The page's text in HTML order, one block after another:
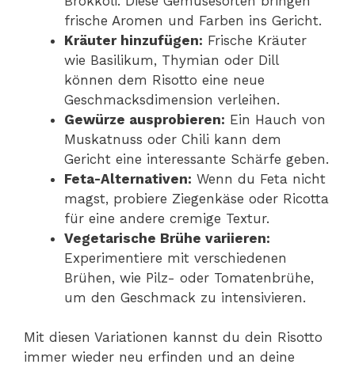
frische Aromen und Farben ins Gericht.
Kräuter hinzufügen: Frische Kräuter
wie Basilikum, Thymian oder Dill
können dem Risotto eine neue
Geschmacksdimension verleihen.
Gewürze ausprobieren: Ein Hauch von
Muskatnuss oder Chili kann dem
Gericht eine interessante Schärfe geben.
Feta-Alternativen: Wenn du Feta nicht
magst, probiere Ziegenkäse oder Ricotta
für eine andere cremige Textur.
Vegetarische Brühe variieren:
Experimentiere mit verschiedenen
Brühen, wie Pilz- oder Tomatenbrühe,
um den Geschmack zu intensivieren.
Mit diesen Variationen kannst du dein Risotto
immer wieder neu erfinden und an deine